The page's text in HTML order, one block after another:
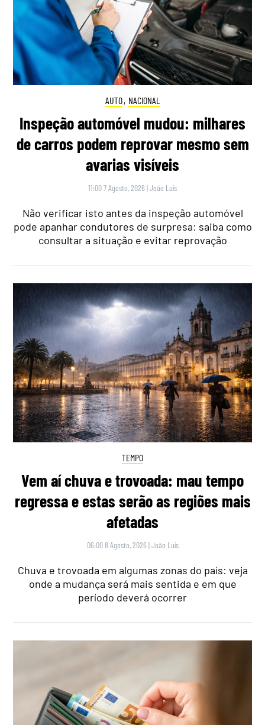
AUTO, NACIONAL
Inspeção automóvel mudou: milhares
de carros podem reprovar mesmo sem
avarias visíveis
11:00 7 Agosto, 2026 |João Luís
Não verificar isto antes da inspeção automóvel
pode apanhar condutores de surpresa: saiba como
consultar a situação e evitar reprovação
TEMPO
Vem aí chuva e trovoada: mau tempo
regressa e estas serão as regiões mais
afetadas
06:00 8 Agosto, 2026 |João Luís
Chuva e trovoada em algumas zonas do país: veja
onde a mudança será mais sentida e em que
período deverá ocorrer